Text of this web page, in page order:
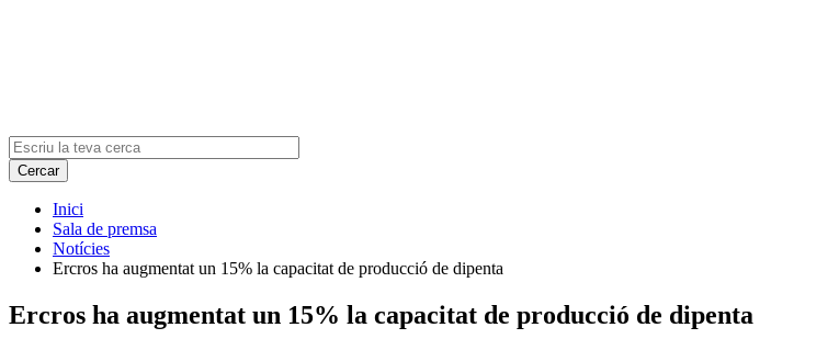
Inici
Sala de premsa
Notícies
Ercros ha augmentat un 15% la capacitat de producció de dipenta
Ercros ha augmentat un 15% la capacitat de producció de dipenta